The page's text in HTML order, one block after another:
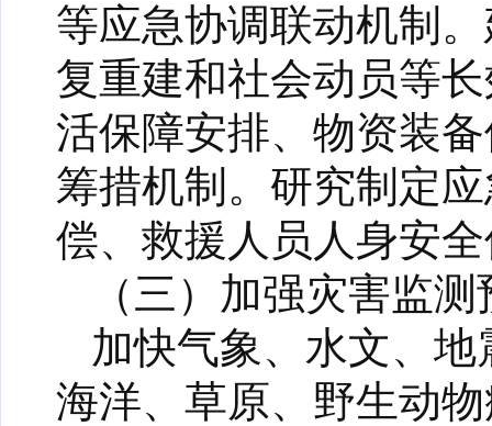
等应急协调联动机制
复重建和社会动员等
活保障安排、物资装
筹措机制。研究制定
偿、救援人员人身安
（三）加强灾害监
加快气象、水文、
海洋、草原、野生动